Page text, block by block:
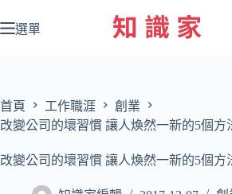
至
容
選單
首頁 工作職涯
創業
改變公司的壞習慣 讓人煥然一新的5個方
改變公司的壞習慣 讓人煥然一新的5個方